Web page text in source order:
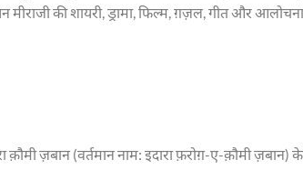
मीराजी की शायरी, ड्रामा, फिल्म, ग़ज़ल, गीत और
क़ौमी ज़बान (वर्तमान नाम: इदारा फ़रोग़-ए-क़ौमी ज़बान)